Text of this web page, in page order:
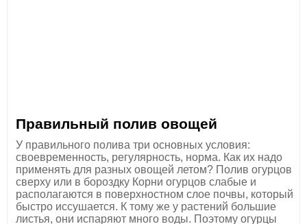
Правильный полив овощей
У правильного полива три основных условия:
своевременность, регулярность, норма. Как их надо
применять для разных овощей летом? Полив огурцов
сверху или в бороздку Корни огурцов слабые и
располагаются в поверхностном слое почвы, который
быстро иссушается. К тому же у растений большие
листья, они испаряют много воды. Поэтому огурцы